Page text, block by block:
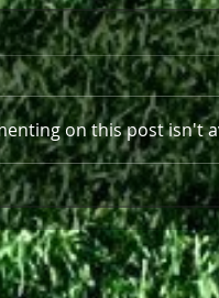
μπροστά
της!
on this post isn't